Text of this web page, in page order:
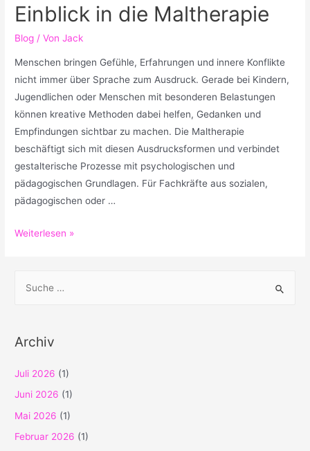
Einblick in die Maltherapie
Blog / VonJack
Menschen bringen Gefühle, Erfahrungen und innere Konflikte
nicht immer über Sprache zum Ausdruck. Gerade bei Kindern,
Jugendlichen oder Menschen mit besonderen Belastungen
können kreative Methoden dabei helfen, Gedanken und
Empfindungen sichtbar zu machen. Die Maltherapie
beschäftigt sich mit diesen Ausdrucksformen und verbindet
gestalterische Prozesse mit psychologischen und
pädagogischen Grundlagen. Für Fachkräfte aus sozialen,
pädagogischen oder …
Wenn
ausdrücken
Einblick
die
Maltherapie
Weiterlesen »
h
n
n
a
Archiv
Juli 2026 (1)
Juni 2026 (1)
Mai 2026 (1)
Februar 2026 (1)